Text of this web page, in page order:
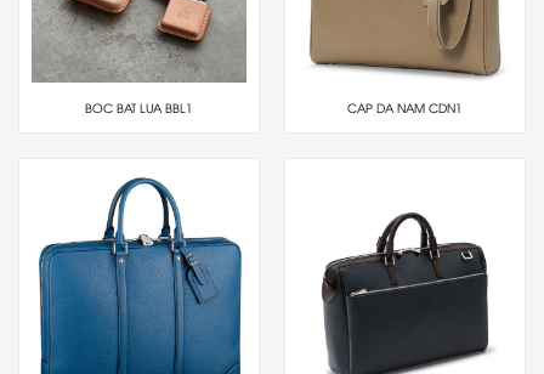
BOC BAT LUA BBL1 CAP DA NAM CDN1